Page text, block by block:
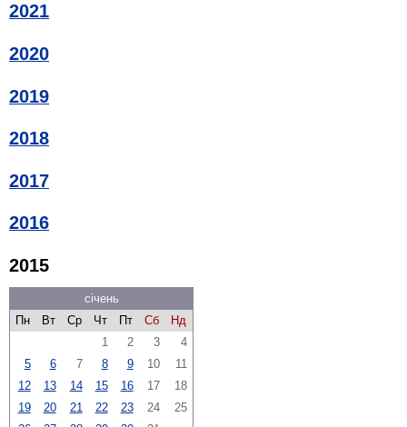
2021
2020
2019
2018
2017
2016
2015
січень
Пн
Вт Ср Чт Пт Сб
Нд
1
2 3
4
5
6 7 8 9 10
11
12
13 14 15 16 17
18
19
20 21 22 23 24
25